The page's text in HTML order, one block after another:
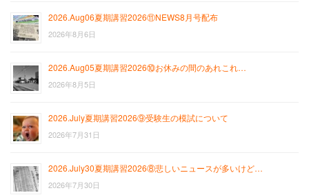
2026.Aug06夏期講習2026⑪NEWS8月号配布
2026年8月6日
2026.Aug05夏期講習2026⑩お休みの間のあれこれ…
2026年8月5日
2026.July夏期講習2026⑨受験生の模試について
2026年7月31日
2026.July30夏期講習2026⑧悲しいニュースが多いけど…
2026年7月30日